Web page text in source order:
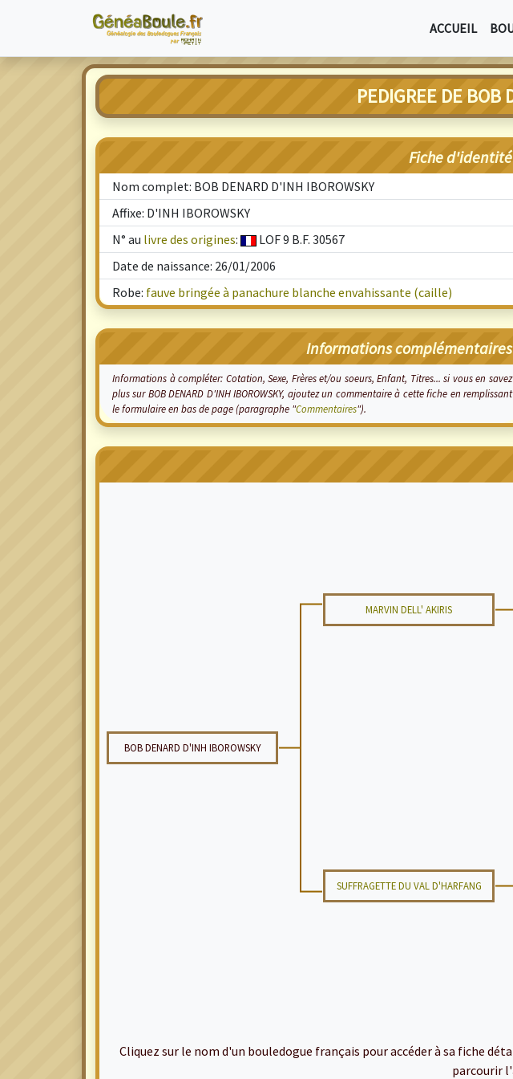
ACCUEIL
PEDIGREE DE BOB
Fiche d'identité
Nom complet: BOB DENARD D'INH IBOROWSKY
Affixe: D'INH IBOROWSKY
N° au livre des origines:
LOF 9 B.F. 30567
Date de naissance: 26/01/2006
Robe: fauve bringée à panachure blanche envahissante (caille)
Informations complémentaires
Informations à compléter: Cotation, Sexe, Frères et/ou soeurs, Enfant, Titres... si vous en savez
plus sur BOB DENARD D'INH IBOROWSKY, ajoutez un commentaire à cette fiche en remplissant
le formulaire en bas de page (paragraphe "Commentaires").
MARVIN DELL' AKIRIS
BOB DENARD D'INH IBOROWSKY
SUFFRAGETTE DU VAL D'HARFANG
Cliquez sur le nom d'un bouledogue français pour accéder à sa fiche
parcourir